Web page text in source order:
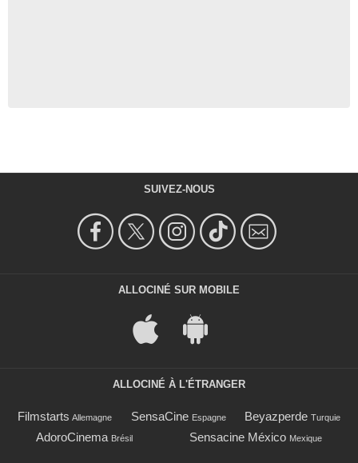
SUIVEZ-NOUS
ALLOCINÉ SUR MOBILE
ALLOCINÉ À L'ÉTRANGER
Filmstarts Allemagne SensaCine Espagne Beyazperde Turquie
AdoroCinema Brésil Sensacine México Mexique